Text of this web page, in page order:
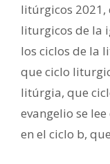
litúrgicos 2021 ,
liturgicos de la
los ciclos de la
que ciclo
litúrgia, que
evangelio se lee
en el ciclo b,